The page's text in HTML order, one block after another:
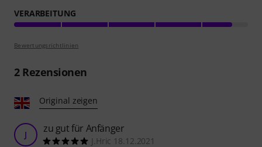
VERARBEITUNG
Bewertungsrichtlinien
2Rezensionen
Original zeigen
J zu gut für Anfänger
J.Hric 18.12.2021